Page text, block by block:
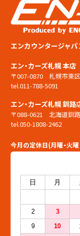
エンカウンタージャ
エン・カーズ札幌 本店
〒007-0870 札幌市東
tel.011-788-5091
エン・カーズ札幌 釧路
〒088-0621 北海道釧
tel.050-1808-2462
今月の定休日(月曜・火
日
月
2
3
9
10